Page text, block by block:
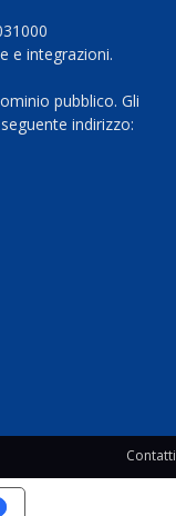
e integrazioni.
pubblico. Gli
indirizzo:
Contatti